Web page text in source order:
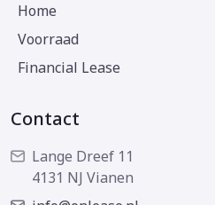
Home
Voorraad
Financial Lease
Contact
Lange Dreef 11
4131 NJ Vianen